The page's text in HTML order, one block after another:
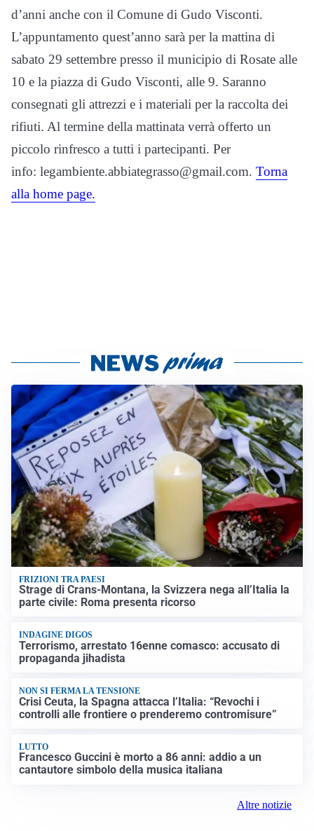
d’anni anche con il Comune di Gudo Visconti.
L’appuntamento quest’anno sarà per la mattina di
sabato 29 settembre presso il municipio di Rosate alle
10 e la piazza di Gudo Visconti, alle 9. Saranno
consegnati gli attrezzi e i materiali per la raccolta dei
rifiuti. Al termine della mattinata verrà offerto un
piccolo rinfresco a tutti i partecipanti. Per
info: legambiente.abbiategrasso@gmail.com. Torna
alla home page.
FRIZIONI TRA PAESI
Strage di Crans-Montana, la Svizzera nega all’Italia la
parte civile: Roma presenta ricorso
INDAGINE DIGOS
Terrorismo, arrestato 16enne comasco: accusato di
propaganda jihadista
NON SI FERMA LA TENSIONE
Crisi Ceuta, la Spagna attacca l’Italia: “Revochi i
controlli alle frontiere o prenderemo contromisure”
LUTTO
Francesco Guccini è morto a 86 anni: addio a un
cantautore simbolo della musica italiana
Altre notizie